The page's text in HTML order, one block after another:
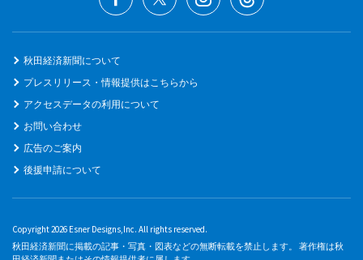
秋田経済新聞について
プレスリリース・情報提供はこちらから
アクセスデータの利用について
お問い合わせ
広告のご案内
後援申請について
Copyright 2026 Esner Designs,Inc. All rights reserved.
秋田経済新聞に掲載の記事・写真・図表などの無断転載を禁止します。 著作権は秋